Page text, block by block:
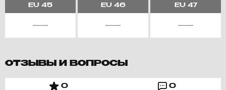
EU 45 EU46 EU47
ОТЗЫВЫ И ВОПРОСЫ
0 0